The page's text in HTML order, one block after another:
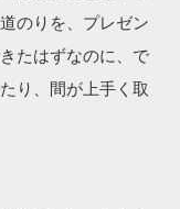
のりを、プレゼン
たはずなのに、で
り、間が上手く取